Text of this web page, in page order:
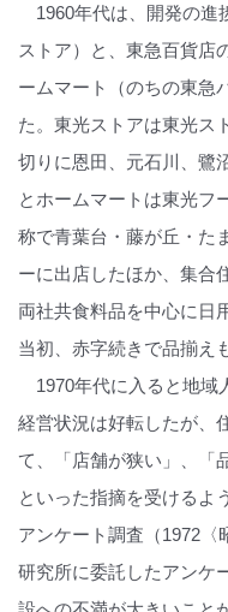
1960年代は、開発の進
ストア）と、東急百貨店
ームマート（のちの東急
た。東光ストアは東光ス
切りに恩田、元石川、鷺
とホームマートは東光フ
称で青葉台・藤が丘・た
ーに出店したほか、集合
両社共食料品を中心に日
当初、赤字続きで品揃え
1970年代に入ると地域
経営状況は好転したが、
て、「店舗が狭い」、「
といった指摘を受けるよ
アンケート調査（1972〈
研究所に委託したアンケ